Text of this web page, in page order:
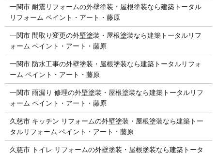
一関市 耐震リフォームの外壁塗装・屋根塗装なら建築トータル
リフォーム ペイント・アート・藤原
一関市 間取り変更の外壁塗装・屋根塗装なら建築トータルリフ
ォーム ペイント・アート・藤原
一関市 防水工事の外壁塗装・屋根塗装なら建築トータルリフォ
ーム ペイント・アート・藤原
一関市 雨漏り 修理の外壁塗装・屋根塗装なら建築トータルリフ
ォーム ペイント・アート・藤原
久慈市 キッチン リフォームの外壁塗装・屋根塗装なら建築トー
タルリフォーム ペイント・アート・藤原
久慈市 トイレ リフォームの外壁塗装・屋根塗装なら建築トータ